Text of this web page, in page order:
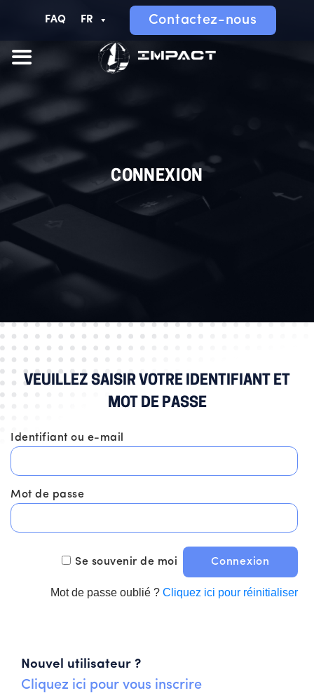
FAQ FR Contactez-nous
CONNEXION
VEUILLEZ SAISIR VOTRE IDENTIFIANT ET
MOT DE PASSE
Identifiant ou e-mail
Mot de passe
Se souvenir de moi
Mot de passe oublié ? Cliquez ici pour réinitialiser
Nouvel utilisateur ?
Cliquez ici pour vous inscrire